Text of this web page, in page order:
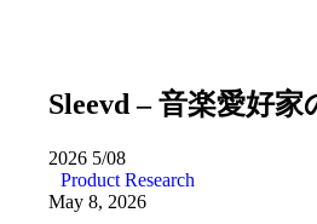
Sleevd – 音楽愛好
2026 5/08
Product Research
May 8, 2026